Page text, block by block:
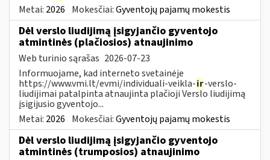
Metai: 2026 Mokesčiai:Gyventojų pajamų mokestis
Dėl verslo liudijimą įsigyjančio gyventojo
atmintinės (plačiosios) atnaujinimo
Web turinio sąrašas 2026-07-23
Informuojame, kad interneto svetainėje
https://www.vmi.lt/evmi/individuali-veikla-ir-verslo-
liudijimai patalpinta atnaujinta plačioji Verslo liudijimą
įsigijusio gyventojo...
Metai: 2026 Mokesčiai:Gyventojų pajamų mokestis
Dėl verslo liudijimą įsigyjančio gyventojo
atmintinės (trumposios) atnaujinimo